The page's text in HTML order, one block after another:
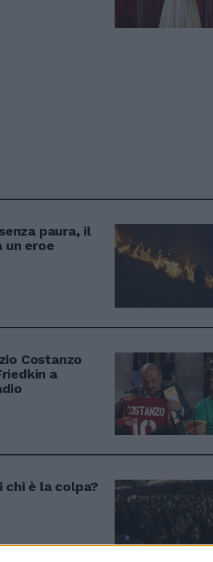
paura, il
un eroe
Costanzo
a
chi è la colpa?